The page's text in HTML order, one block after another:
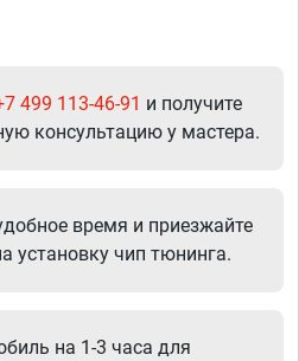
499 113-46-91 и получите
консультацию у мастера.
время и приезжайте
установку чип тюнинга.
на 1-3 часа для